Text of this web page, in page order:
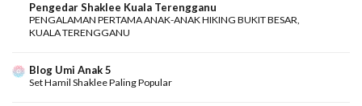
Pengedar Shaklee Kuala Terengganu
PENGALAMAN PERTAMA ANAK-ANAK HIKING BUKIT BESAR,
KUALA TERENGGANU
Blog Umi Anak 5
Set Hamil Shaklee Paling Popular